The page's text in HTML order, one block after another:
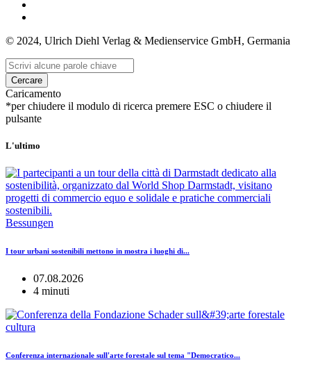
© 2024, Ulrich Diehl Verlag & Medienservice GmbH, Germania
Cercare
Caricamento
*per chiudere il modulo di ricerca premere ESC o chiudere il
pulsante
L'ultimo
Bessungen
I tour urbani sostenibili mettono in mostra i luoghi di...
07.08.2026
4 minuti
cultura
Conferenza internazionale sull'arte forestale sul tema "Democratico...